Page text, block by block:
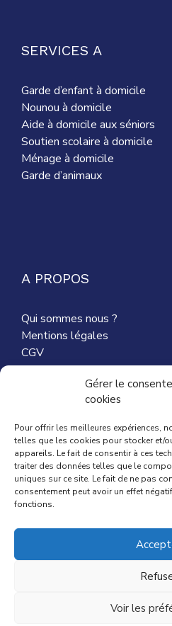
Gérer le
cookies
Pour offrir les meilleures expériences,
telles que les cookies pour stocker et/
appareils. Le fait de consentir à ces
traiter des données telles que le
uniques sur ce site. Le fait de ne pas
consentement peut avoir un effet
fonctions.
Voir les
SERVICES A
Garde d’enfant à domicile
Nounou à domicile
Aide à domicile aux séniors
Soutien scolaire à domicile
Ménage à domicile
Garde d’animaux
A PROPOS
Qui sommes nous ?
Mentions légales
CGV
Nous contacter
ACTUALITÉ
Comment choisir ma nounou ?
Comment déclarer ma nounou
Aides Caf pour ma nounou
Contrat de travail d’une
© 2025 NounouBébé -
Article ajouté au panier